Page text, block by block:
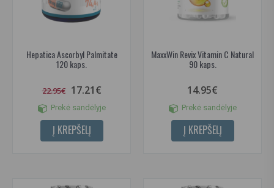
Hepatica Ascorbyl Palmitate
120 kaps.
22.95€ 17.21€
Prekė sandėlyje
Į KREPŠELĮ
MaxxWin Revix Vitamin C Natural
90 kaps.
14.95€
Prekė sandėlyje
Į KREPŠELĮ